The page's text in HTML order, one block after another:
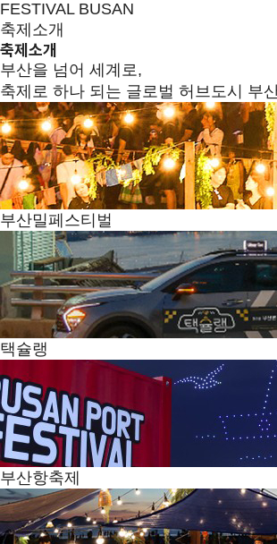
FESTIVAL BUSAN
축제소개
축제소개
부산을 넘어 세계로,
축제로 하나 되는 글로벌 허브도시 부
부산밀페스티벌
택슐랭
부산항축제